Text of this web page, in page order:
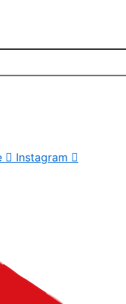
Instagram